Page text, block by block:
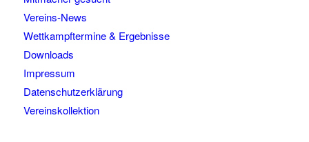
Vereins-News
Wettkampftermine & Ergebnisse
Downloads
Impressum
Datenschutzerklärung
Vereinskollektion